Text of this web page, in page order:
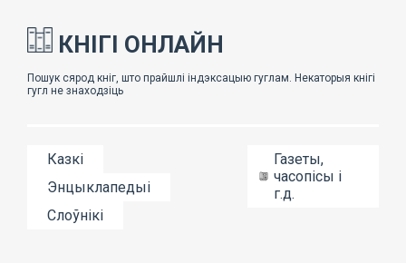
КНІГІ ОНЛАЙН
Казкі
Энцыклапедыі
Слоўнікі
Газеты,
часопісы і
г.д.